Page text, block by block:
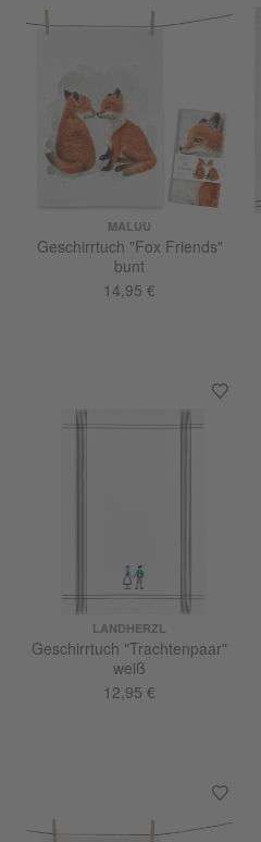
MALUU
Geschirrtuch "Fox Friends"
bunt
14,95 €
LANDHERZL
Geschirrtuch "Trachtenpaar"
weiß
12,95 €